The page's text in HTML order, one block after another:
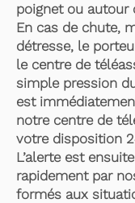
poignet ou autour
En cas de chute,
détresse, le
le centre de
simple pression
est
notre centre de
votre disposition
L’alerte est
rapidement par
formés aux